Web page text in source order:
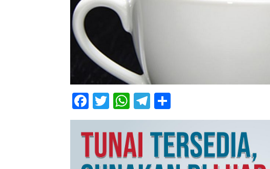
Facebook
Twitter
WhatsApp
Telegram